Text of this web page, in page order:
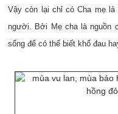
Vậy còn lại chỉ có Cha mẹ
người. Bởi Mẹ cha là nguồn
sống để có thể biết khổ đau